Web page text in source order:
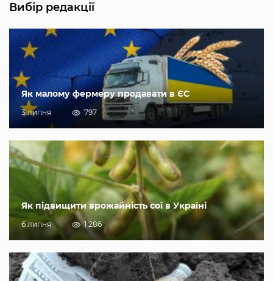
Вибір редакції
Як малому фермеру продавати в ЄС
3 липня 797
Як підвищити врожайність сої в Україні
6 липня 1 286